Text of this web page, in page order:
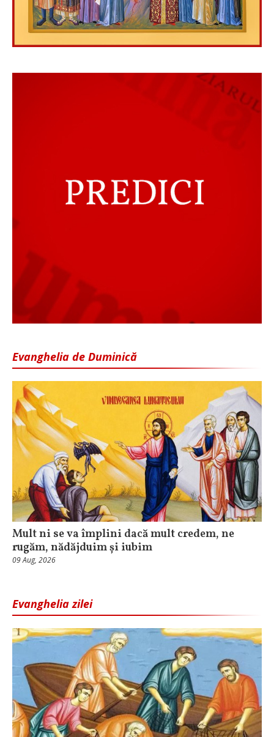
Evanghelia de Duminică
Mult ni se va împlini dacă mult credem, ne
rugăm, nădăjduim și iubim
09 Aug, 2026
Evanghelia zilei